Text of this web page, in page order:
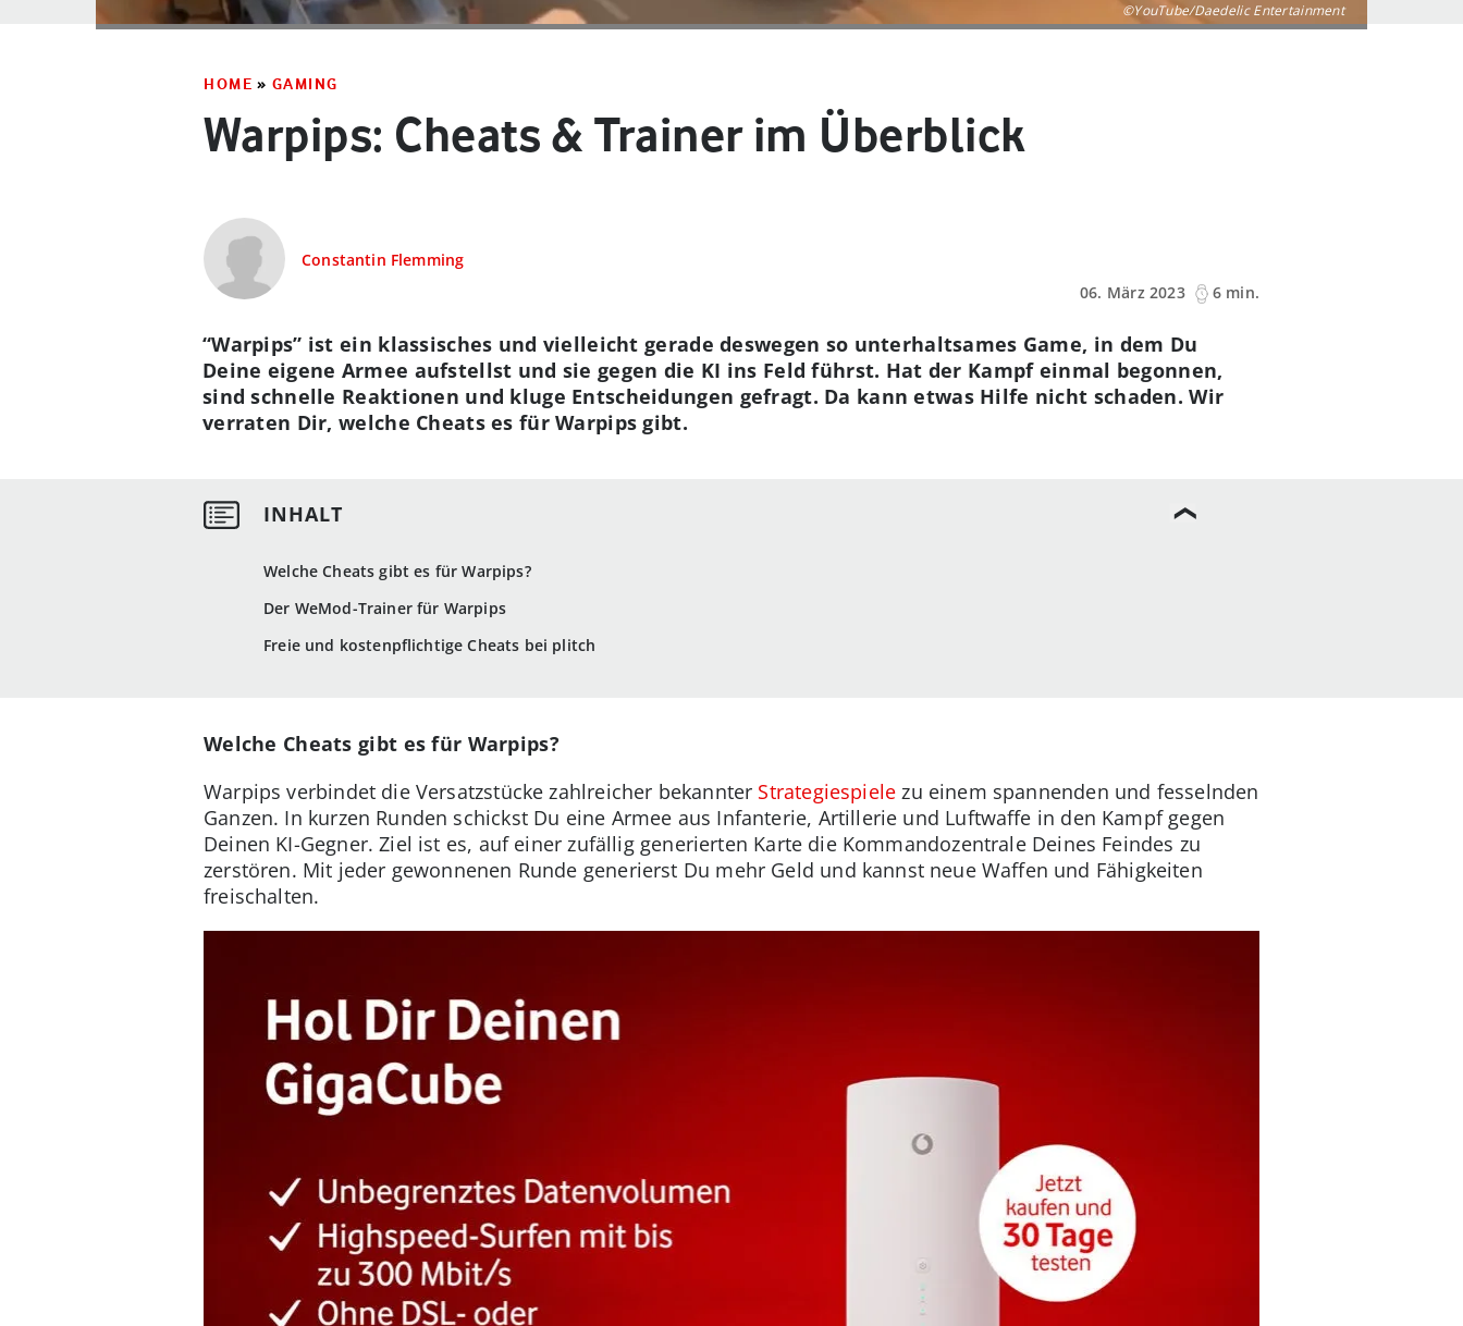
©YouTube/Daedelic Entertainment
HOME » GAMING
Warpips: Cheats & Trainer im Überblick
Constantin Flemming
06. März 2023
6 min.
Welche Cheats gibt es für Warpips?
Der WeMod-Trainer für Warpips
Freie und kostenpflichtige Cheats bei plitch
“Warpips” ist ein klassisches und vielleicht gerade deswegen so unterhaltsames Game, in dem Du
Deine eigene Armee aufstellst und sie gegen die KI ins Feld führst. Hat der Kampf einmal begonnen,
sind schnelle Reaktionen und kluge Entscheidungen gefragt. Da kann etwas Hilfe nicht schaden. Wir
verraten Dir, welche Cheats es für Warpips gibt.
Welche Cheats gibt es für Warpips?
Warpips verbindet die Versatzstücke zahlreicher bekannter Strategiespiele zu einem spannenden und fesselnden
Ganzen. In kurzen Runden schickst Du eine Armee aus Infanterie, Artillerie und Luftwaffe in den Kampf gegen
Deinen KI-Gegner. Ziel ist es, auf einer zufällig generierten Karte die Kommandozentrale Deines Feindes zu
zerstören. Mit jeder gewonnenen Runde generierst Du mehr Geld und kannst neue Waffen und Fähigkeiten
freischalten.